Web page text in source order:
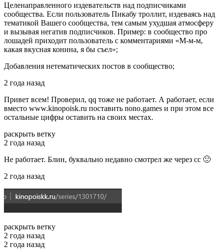
Целенаправленного издевательств над подписчиками
сообщества. Если пользователь Пикабу троллит, издеваясь над
тематикой Вашего сообщества, тем самым ухудшая атмосферу
и вызывая негатив подписчиков. Пример: в сообщество про
лошадей приходит пользователь с комментариями «М-м-м,
какая вкусная конина, я бы съел»;
Добавления нетематических постов в сообщество;
2 года назад
Привет всем! Проверил, qq тоже не работает. А работает, если
вместо www.kinopoisk.ru поставить nono.games и при этом все
остальные цифры оставить на своих местах.
раскрыть ветку
2 года назад
Не работает. Блин, буквально недавно смотрел же через сс 🙁
2 года назад
раскрыть ветку
2 года назад
2 года назад